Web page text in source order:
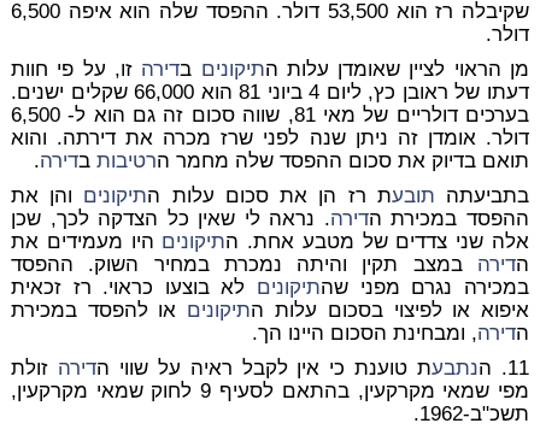
שקיבלה רז הוא 53,500 דולר. ההפסד שלה הוא איפה 6,500
דולר.
מן הראוי לציין שאומדן עלות התיקונים בדירה זו, על פי חוות
דעתו של ראובן כץ, ליום 4 ביוני 81 הוא 66,000 שקלים ישנים.
בערכים דולריים של מאי 81, שווה סכום זה גם הוא ל- 6,500
דולר. אומדן זה ניתן שנה לפני שרז מכרה את דירתה. והוא
תואם בדיוק את סכום ההפסד שלה מחמר הרטיבותבדירה.
בתביעתה תובעת רז הן את סכום עלות התיקונים והן את
ההפסד במכירת הדירה. נראה לי שאין כל הצדקה לכך, שכן
אלה שני צדדים של מטבע אחת. התיקונים היו מעמידים את
הדירה במצב תקין והיתה נמכרת במחיר השוק. ההפסד
במכירה נגרם מפני שהתיקונים לא בוצעו כראוי. רז זכאית
איפוא או לפיצוי בסכום עלות התיקונים או להפסד במכירת
הדירה, ומבחינת הסכום היינו הך.
11. ה
נתבעת טוענת כי אין לקבל ראיה על שווי הדירה זולת
מפי שמאי מקרקעין, בהתאם לסעיף 9 לחוק שמאי מקרקעין,
תשכ"ב-1962.